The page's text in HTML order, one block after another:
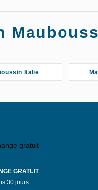
Italie
GRATUIT
30 jours